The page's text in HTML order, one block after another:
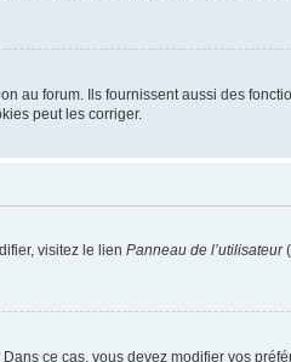
forum. Ils fournissent aussi des
peut les corriger.
visitez le lien Panneau de l’utilisateur
ce cas, vous devez modifier vos